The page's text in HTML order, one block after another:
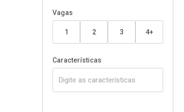
Vagas
1 2 3 4+
Características